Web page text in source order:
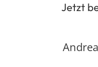
Jetzt